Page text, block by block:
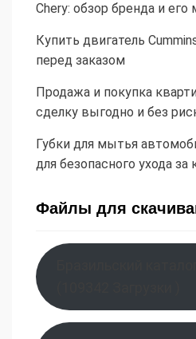
Chery: обзор бренда и его
Купить двигатель
перед заказом
Продажа и покупка
сделку выгодно и без
Губки для мытья
для безопасного ухода за
Файлы для